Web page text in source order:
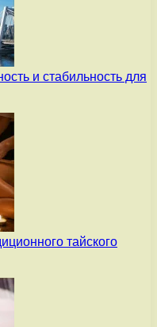
и стабильность для
тайского